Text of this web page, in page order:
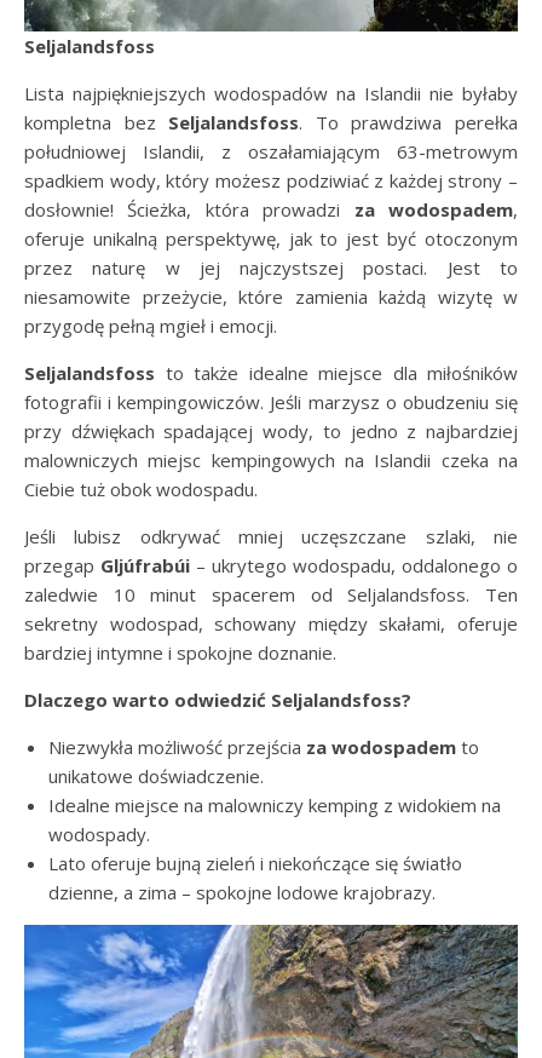
Seljalandsfoss
Lista najpiękniejszych wodospadów na Islandii nie byłaby
kompletna bez Seljalandsfoss. To prawdziwa perełka
południowej Islandii, z oszałamiającym 63-metrowym
spadkiem wody, który możesz podziwiać z każdej strony –
dosłownie! Ścieżka, która prowadzi za wodospadem,
oferuje unikalną perspektywę, jak to jest być otoczonym
przez naturę w jej najczystszej postaci. Jest to
niesamowite przeżycie, które zamienia każdą wizytę w
przygodę pełną mgieł i emocji.
Seljalandsfoss to także idealne miejsce dla miłośników
fotografii i kempingowiczów. Jeśli marzysz o obudzeniu się
przy dźwiękach spadającej wody, to jedno z najbardziej
malowniczych miejsc kempingowych na Islandii czeka na
Ciebie tuż obok wodospadu.
Jeśli lubisz odkrywać mniej uczęszczane szlaki, nie
przegap Gljúfrabúi – ukrytego wodospadu, oddalonego o
zaledwie 10 minut spacerem od Seljalandsfoss. Ten
sekretny wodospad, schowany między skałami, oferuje
bardziej intymne i spokojne doznanie.
Dlaczego warto odwiedzić Seljalandsfoss?
Niezwykła możliwość przejścia za wodospadem to
unikatowe doświadczenie.
Idealne miejsce na malowniczy kemping z widokiem na
wodospady.
Lato oferuje bujną zieleń i niekończące się światło
dzienne, a zima – spokojne lodowe krajobrazy.